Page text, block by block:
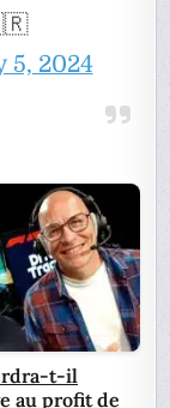
5, 2024
t-il
au profit de